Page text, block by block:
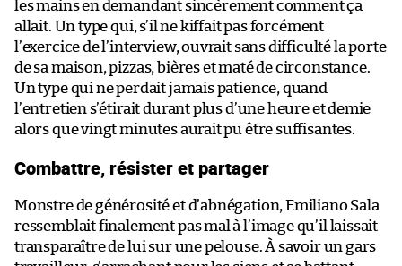
les mains en demandant sincèrement comment ça
allait. Un type qui, s’il ne kiffait pas forcément
l’exercice de l’interview, ouvrait sans difficulté la porte
de sa maison, pizzas, bières et maté de circonstance.
Un type qui ne perdait jamais patience, quand
l’entretien s’étirait durant plus d’une heure et demie
alors que vingt minutes aurait pu être suffisantes.
Combattre, résister et partager
Monstre de générosité et d’abnégation, Emiliano Sala
ressemblait finalement pas mal à l’image qu’il laissait
transparaître de lui sur une pelouse. À savoir un gars